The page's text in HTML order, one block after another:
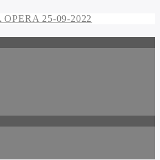
25-09-2022